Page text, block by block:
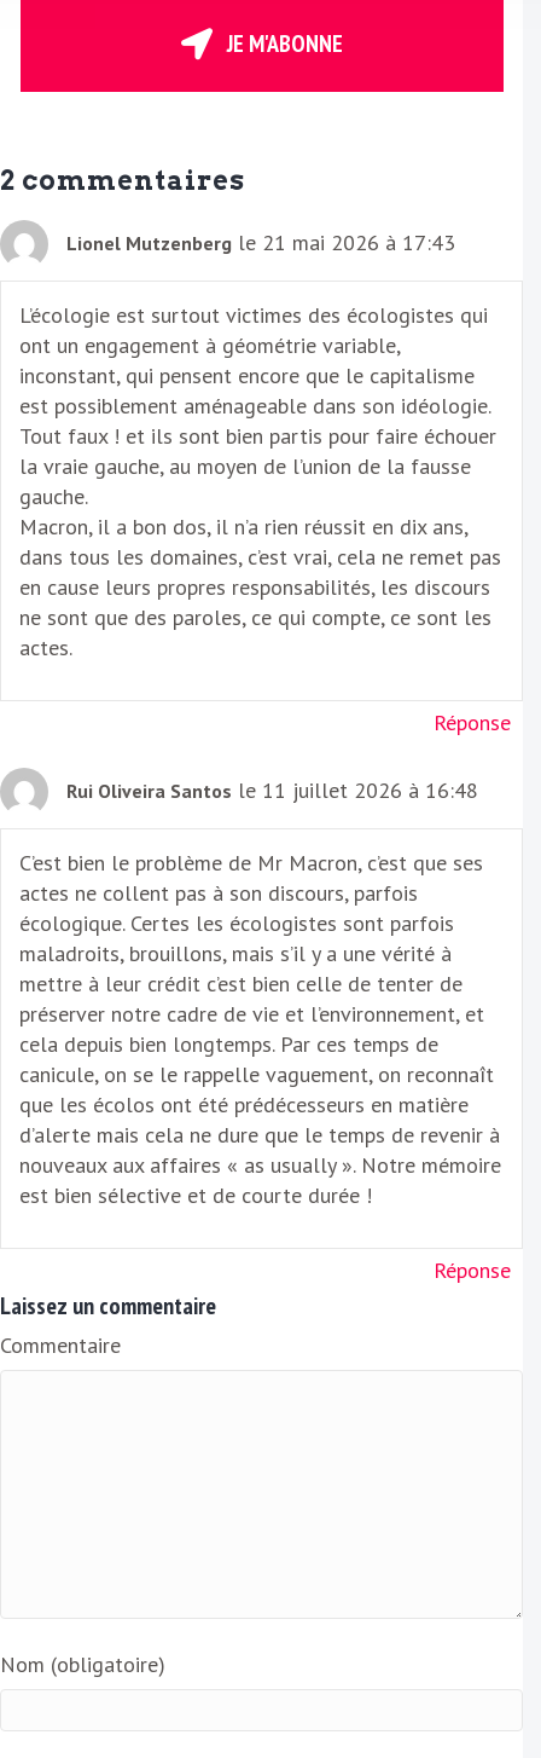
E
i
l
JE M'ABONNE
2 commentaires
Lionel Mutzenberg le 21 mai 2026 à 17:43
L’écologie est surtout victimes des écologistes qui
ont un engagement à géométrie variable,
inconstant, qui pensent encore que le capitalisme
est possiblement aménageable dans son idéologie.
Tout faux ! et ils sont bien partis pour faire échouer
la vraie gauche, au moyen de l’union de la fausse
gauche.
Macron, il a bon dos, il n’a rien réussit en dix ans,
dans tous les domaines, c’est vrai, cela ne remet pas
en cause leurs propres responsabilités, les discours
ne sont que des paroles, ce qui compte, ce sont les
actes.
Réponse
Rui Oliveira Santos le 11 juillet 2026 à 16:48
C’est bien le problème de Mr Macron, c’est que ses
actes ne collent pas à son discours, parfois
écologique. Certes les écologistes sont parfois
maladroits, brouillons, mais s’il y a une vérité à
mettre à leur crédit c’est bien celle de tenter de
préserver notre cadre de vie et l’environnement, et
cela depuis bien longtemps. Par ces temps de
canicule, on se le rappelle vaguement, on reconnaît
que les écolos ont été prédécesseurs en matière
d’alerte mais cela ne dure que le temps de revenir à
nouveaux aux affaires « as usually ». Notre mémoire
est bien sélective et de courte durée !
Réponse
Laissez un commentaire
Commentaire
Nom (obligatoire)